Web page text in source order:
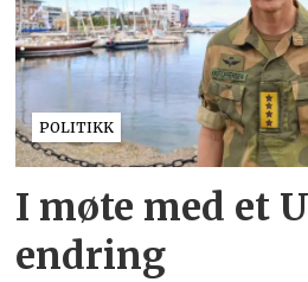
POLITIKK
I møte med et
endring